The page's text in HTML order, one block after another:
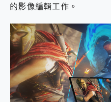
的影像編輯工作。